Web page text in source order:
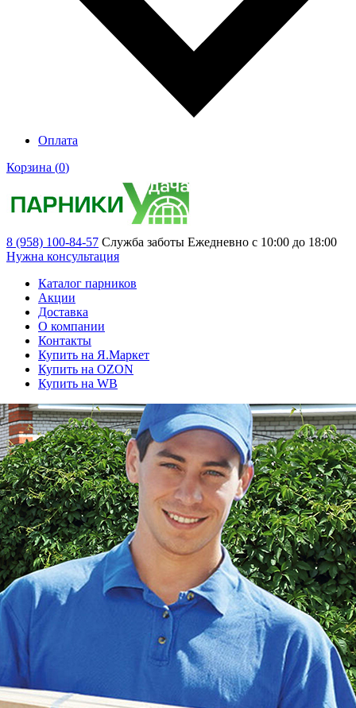
Оплата
Корзина (0)
8 (958) 100-84-57 Служба заботы Ежедневно с 10:00 до 18:00
Нужна консультация
Каталог парников
Акции
Доставка
О компании
Контакты
Купить на Я.Маркет
Купить на OZON
Купить на WB